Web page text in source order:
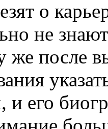
о
не
же после
его